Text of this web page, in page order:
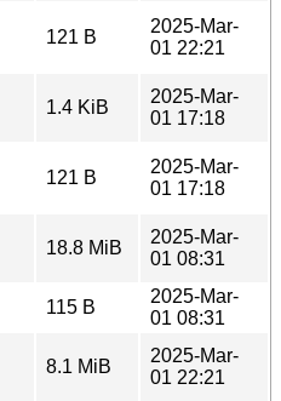
121 B
2025-Mar-
01 22:21
1.4 KiB
2025-Mar-
01 17:18
121 B
2025-Mar-
01 17:18
18.8 MiB
2025-Mar-
01 08:31
115 B
2025-Mar-
01 08:31
8.1 MiB
2025-Mar-
01 22:21